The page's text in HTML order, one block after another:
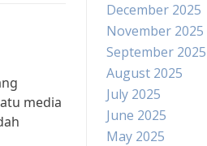
media
December 2025
November 2025
September 2025
August 2025
July 2025
June 2025
May 2025